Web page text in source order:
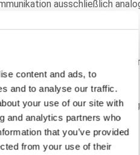
content and ads, to
and to analyse our traffic.
your use of our site with
and analytics partners who
that you’ve provided
from your use of their
ausschließlich
zugeschickt bekam, sind
– ganz im Sinne der Customer
einen Outsourcing-Partner
der
und die Kundenerfahrung
werden beispielsweise die
(E-Mail, SMS, digitales
direkt beim